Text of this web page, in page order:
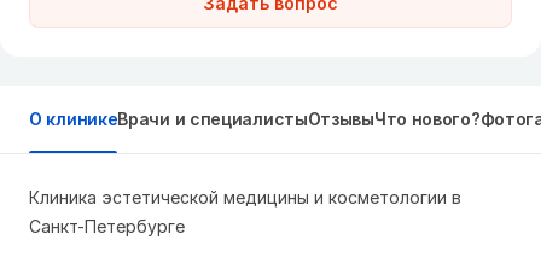
О клиникеВрачи и специалистыОтзывыЧто нового?
Клиника эстетической медицины и косметологии в
Санкт-Петербурге